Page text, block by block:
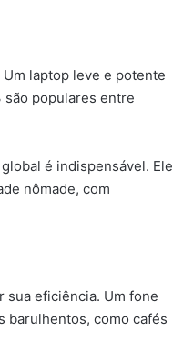
laptop leve e potente
são populares entre
é indispensável. Ele
nômade, com
sua eficiência. Um fone
barulhentos, como cafés